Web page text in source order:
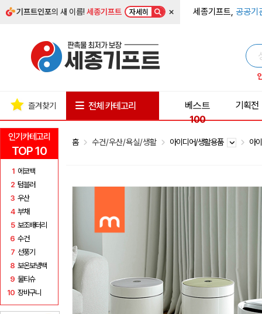
기프트인포의 새 이름!세종기프트 자세히 × 세종기프트, 공공기
인기카테고리
TOP 10
1 에코백
2 텀블러
3 우산
4 부채
5 보조배터리
6 수건
7 선풍기
8 보온보냉백
9 물티슈
10 장바구니
즐겨찾기 전체 카테고리
베스트
100
기획전
홈 수건/우산/욕실/생활 아이디어/생활용품 아